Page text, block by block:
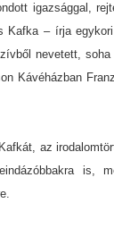
igazsággal,
Kafka – írja
nevetett,
Kávéházban
az
is,